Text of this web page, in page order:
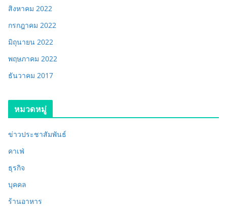
สิงหาคม 2022
กรกฎาคม 2022
มิถุนายน 2022
พฤษภาคม 2022
ธันวาคม 2017
หมวดหมู่
ข่าวประชาสัมพันธ์
คาเฟ่
ธุรกิจ
บุคคล
ร้านอาหาร